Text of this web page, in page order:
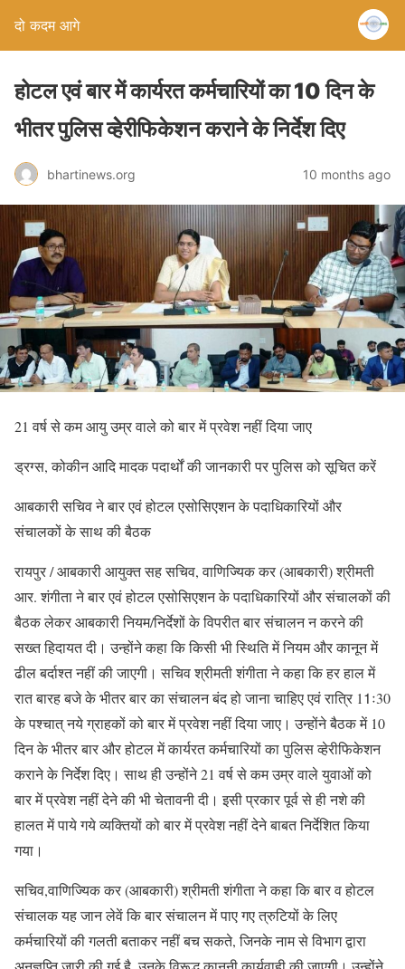
दो कदम आगे
होटल एवं बार में कार्यरत कर्मचारियों का 10 दिन के
भीतर पुलिस व्हेेरीफिकेशन कराने के निर्देश दिए
bhartinews.org 10 months ago
21 वर्ष से कम आयु उम्र वाले को बार में प्रवेश नहीं दिया जाए
ड्रग्स, कोकीन आदि मादक पदार्थों की जानकारी पर पुलिस को सूचित करें
आबकारी सचिव ने बार एवं होटल एसोसिएशन के पदाधिकारियों और
संचालकों के साथ की बैठक
रायपुर / आबकारी आयुक्त सह सचिव, वाणिज्यिक कर (आबकारी) श्रीमती
आर. शंगीता ने बार एवं होटल एसोसिएशन के पदाधिकारियों और संचालकों की
बैठक लेकर आबकारी नियम/निर्देशों के विपरीत बार संचालन न करने की
सख्त हिदायत दी। उन्होंने कहा कि किसी भी स्थिति में नियम और कानून में
ढील बर्दाश्त नहीं की जाएगी। सचिव श्रीमती शंगीता ने कहा कि हर हाल में
रात बारह बजे के भीतर बार का संचालन बंद हो जाना चाहिए एवं रात्रि 11ः30
के पश्चात् नये ग्राहकों को बार में प्रवेश नहीं दिया जाए। उन्होंने बैठक में 10
दिन के भीतर बार और होटल में कार्यरत कर्मचारियों का पुलिस व्हेरीफिकेशन
कराने के निर्देश दिए। साथ ही उन्होंने 21 वर्ष से कम उम्र वाले युवाओं को
बार में प्रवेश नहीं देने की भी चेतावनी दी। इसी प्रकार पूर्व से ही नशे की
हालत में पाये गये व्यक्तियों को बार में प्रवेश नहीं देने बाबत निर्देशित किया
गया।
सचिव,वाणिज्यिक कर (आबकारी) श्रीमती शंगीता ने कहा कि बार व होटल
संचालक यह जान लेवें कि बार संचालन में पाए गए त्रुटियों के लिए
कर्मचारियों की गलती बताकर नहीं बच सकते, जिनके नाम से विभाग द्वारा